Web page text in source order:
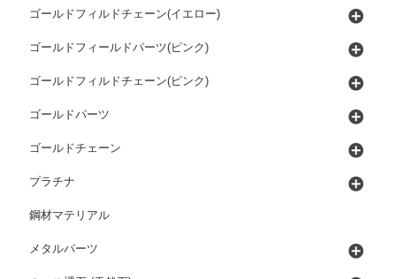
ゴールドフィルドチェーン(イエロー)
ゴールドフィールドパーツ(ピンク)
ゴールドフィルドチェーン(ピンク)
ゴールドパーツ
ゴールドチェーン
プラチナ
鋼材マテリアル
メタルパーツ